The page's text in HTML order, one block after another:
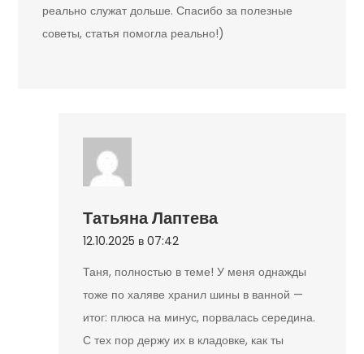
реально служат дольше. Спасибо за полезные
советы, статья помогла реально!)
Татьяна Лаптева
12.10.2025 в 07:42
Таня, полностью в теме! У меня однажды
тоже по халяве хранил шины в ванной —
итог: плюса на минус, порвалась середина.
С тех пор держу их в кладовке, как ты